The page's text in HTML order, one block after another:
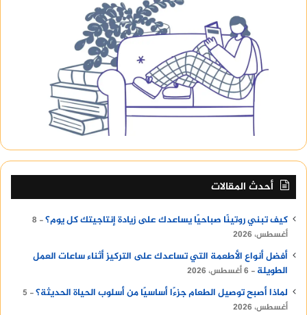
أحدث المقالات
كيف تبني روتينًا صباحيًا يساعدك على زيادة إنتاجيتك كل يوم؟
8
أغسطس، 2026
أفضل أنواع الأطعمة التي تساعدك على التركيز أثناء ساعات العمل
الطويلة
6 أغسطس، 2026
لماذا أصبح توصيل الطعام جزءًا أساسيًا من أسلوب الحياة الحديثة؟
5
أغسطس، 2026